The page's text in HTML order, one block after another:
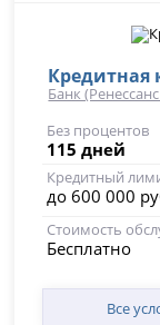
Кредитная
Банк
Без процентов
115 дней
Кредитный
до 600 000
Стоимость
Бесплатно
Все